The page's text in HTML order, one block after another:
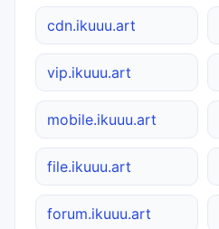
cdn.ikuuu.art
vip.ikuuu.art
mobile.ikuuu.art
file.ikuuu.art
forum.ikuuu.art